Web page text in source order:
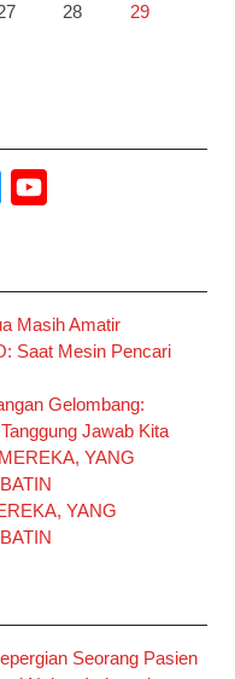
28
29
t
t
r
T
u
e
Masih Amatir
Saat Mesin Pencari
Gelombang:
Jawab Kita
YANG
YANG
Seorang Pasien